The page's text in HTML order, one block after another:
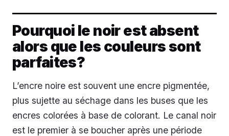
Pourquoi le noir est absent
alors que les couleurs sont
parfaites?
L’encre noire est souvent une encre pigmentée,
plus sujette au séchage dans les buses que les
encres colorées à base de colorant. Le canal noir
est le premier à se boucher après une période